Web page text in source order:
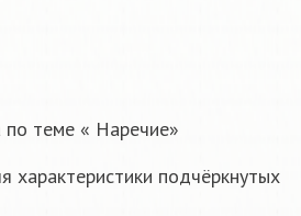
теме « Наречие»
характеристики подчёркнутых